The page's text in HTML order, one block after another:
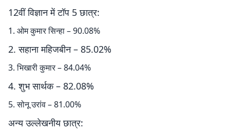
12वीं विज्ञान में टॉप 5 छात्र:
1. ओम कुमार सिन्हा – 90.08%
2. सहाना महिजबीन – 85.02%
3. भिखारी कुमार – 84.04%
4. शुभ सार्थक – 82.08%
5. सोनू उरांव – 81.00%
अन्य उल्लेखनीय छात्र: